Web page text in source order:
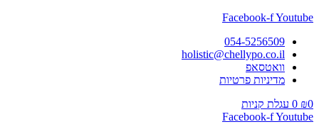
Facebook-fYoutube
054-5256509
holistic@chellypo.co.il
וואטסאפ
מדיניות פרטיות
₪0
0 עגלת קניות
Facebook-fYoutube